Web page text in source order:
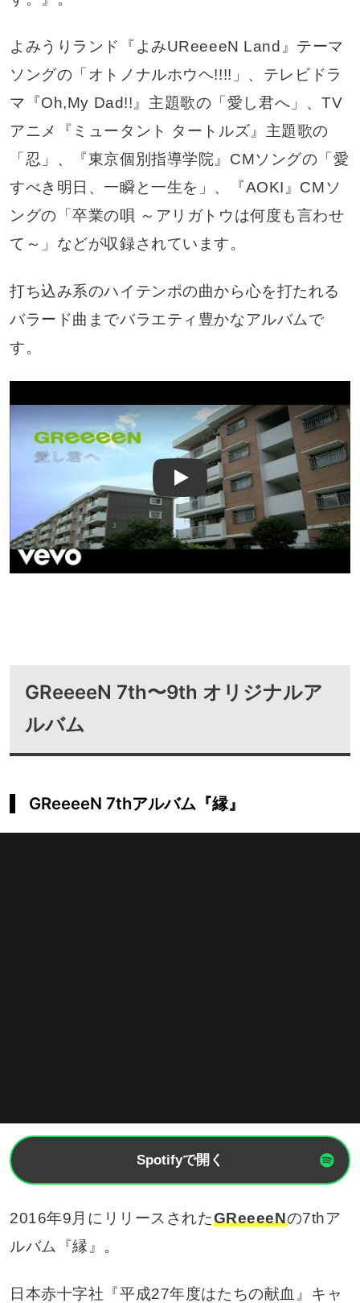
よみうりランド『よみUReeeeN Land』テーマ
ソングの「オトノナルホウヘ!!!!」、テレビドラ
マ『Oh,My Dad!!』主題歌の「愛し君へ」、TV
アニメ『ミュータント タートルズ』主題歌の
「忍」、『東京個別指導学院』CMソングの「愛
すべき明日、一瞬と一生を」、『AOKI』CMソ
ングの「卒業の唄 ～アリガトウは何度も言わせ
て～」などが収録されています。
打ち込み系のハイテンポの曲から心を打たれる
バラード曲までバラエティ豊かなアルバムで
す。
GReeeeN 7th〜9th オリジナルア
ルバム
GReeeeN 7thアルバム『縁』
Spotifyで開く
2016年9月にリリースされたGReeeeNの7thア
ルバム『縁』。
日本赤十字社『平成27年度はたちの献血』キャ